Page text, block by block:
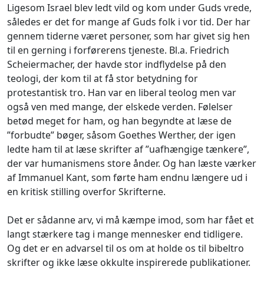
Ligesom Israel blev ledt vild og kom under Guds vrede,
således er det for mange af Guds folk i vor tid. Der har
gennem tiderne været personer, som har givet sig hen
til en gerning i forførerens tjeneste. Bl.a. Friedrich
Scheiermacher, der havde stor indflydelse på den
teologi, der kom til at få stor betydning for
protestantisk tro. Han var en liberal teolog men var
også ven med mange, der elskede verden. Følelser
betød meget for ham, og han begyndte at læse de
”forbudte” bøger, såsom Goethes Werther, der igen
ledte ham til at læse skrifter af ”uafhængige tænkere”,
der var humanismens store ånder. Og han læste værker
af Immanuel Kant, som førte ham endnu længere ud i
en kritisk stilling overfor Skrifterne.
Det er sådanne arv, vi må kæmpe imod, som har fået et
langt stærkere tag i mange mennesker end tidligere.
Og det er en advarsel til os om at holde os til bibeltro
skrifter og ikke læse okkulte inspirerede publikationer.